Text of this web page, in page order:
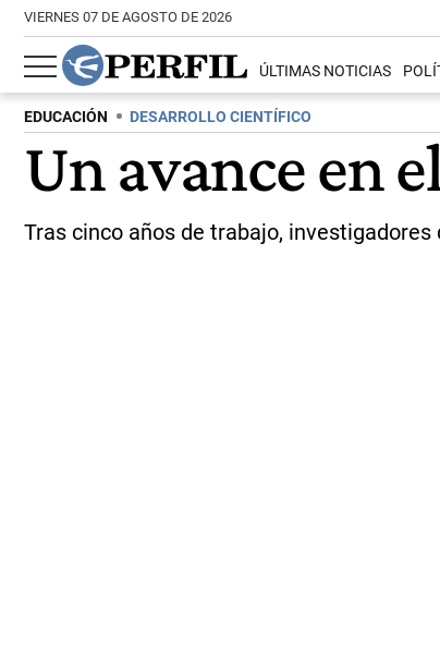
VIERNES 07 DE AGOSTO DE 2026
ÚLTIMAS NOTICIAS
EDUCACIÓN DESARROLLO CIENTÍFICO
Un avance en
Tras cinco años de trabajo,